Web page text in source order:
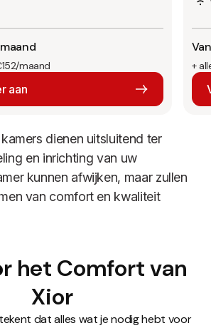
maand
aan
+
dienen uitsluitend ter
en inrichting van uw
kunnen afwijken, maar zullen
van comfort en kwaliteit
het Comfort van
Xior
dat alles wat je nodig hebt voor